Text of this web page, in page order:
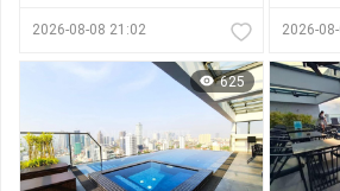
2026-08-08 21:02 2026-
625